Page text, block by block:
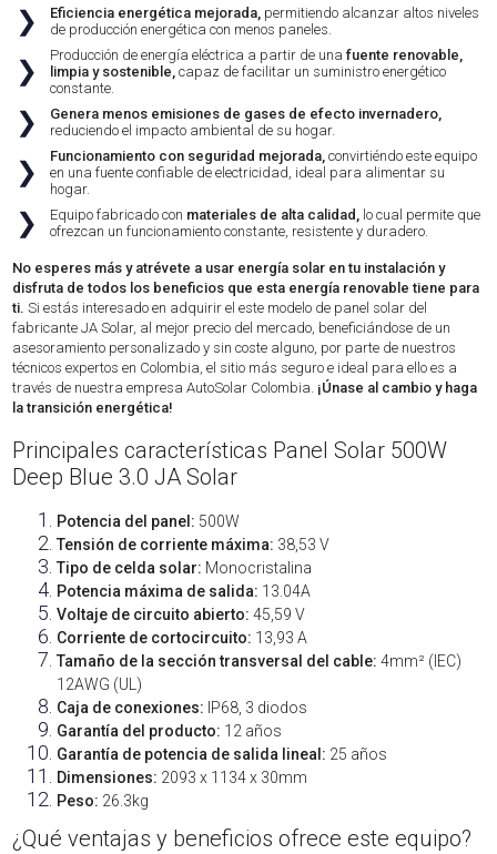
❯ Eficiencia energética mejorada, permitiendo alcanzar altos niveles
de producción energética con menos paneles.
❯
Producción de energía eléctrica a partir de unafuente renovable,
limpia y sostenible,capaz de facilitar un suministro energético
constante.
❯
Genera menos emisiones de gases de efecto invernadero,
reduciendo el impacto ambiental de su hogar.
❯
Funcionamiento con seguridad mejorada, convirtiéndo este equipo
en una fuente confiable de electricidad, ideal para alimentar su
hogar.
❯ Equipo fabricado con materiales de alta calidad, lo cual permite que
ofrezcan un funcionamiento constante, resistente y duradero.
No esperes más y atrévete a usar energía solar en tu instalación y
disfruta de todos los beneficios que esta energía renovable tiene para
ti. Si estás interesado en adquirir el este modelo de panel solar del
fabricante JA Solar, al mejor precio del mercado, beneficiándose de un
asesoramiento personalizado y sin coste alguno, por parte de nuestros
técnicos expertos en Colombia, el sitio más seguro e ideal para ello es a
través de nuestra empresa AutoSolar Colombia. ¡Únase al cambio y haga
la transición energética!
Principales características Panel Solar 500W
Deep Blue 3.0 JA Solar
Potencia del panel: 500W
Tensión de corriente máxima: 38,53 V
Tipo de celda solar: Monocristalina
Potencia máxima de salida: 13.04A
Voltaje de circuito abierto:45,59 V
Corriente de cortocircuito: 13,93 A
Tamaño de la sección transversal del cable:4mm² (IEC)
12AWG (UL)
Caja de conexiones: IP68, 3 diodos
Garantía del producto: 12 años
Garantía de potencia de salida lineal: 25 años
Dimensiones: 2093 x 1134 x 30mm
Peso: 26.3kg
¿Qué ventajas y beneficios ofrece este equipo?